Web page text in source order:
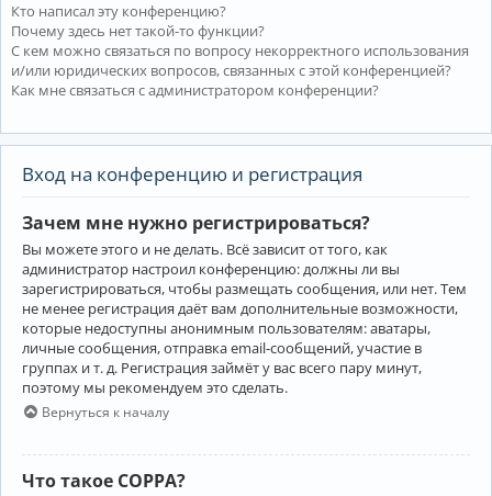
Кто написал эту конференцию?
Почему здесь нет такой-то функции?
С кем можно связаться по вопросу некорректного использования
и/или юридических вопросов, связанных с этой конференцией?
Как мне связаться с администратором конференции?
Вход на конференцию и регистрация
Зачем мне нужно регистрироваться?
Вы можете этого и не делать. Всё зависит от того, как
администратор настроил конференцию: должны ли вы
зарегистрироваться, чтобы размещать сообщения, или нет. Тем
не менее регистрация даёт вам дополнительные возможности,
которые недоступны анонимным пользователям: аватары,
личные сообщения, отправка email-сообщений, участие в
группах и т. д. Регистрация займёт у вас всего пару минут,
поэтому мы рекомендуем это сделать.
Вернуться к началу
Что такое COPPA?